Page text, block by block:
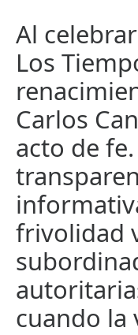
Al
Los
Carlos
acto de
frivolidad
cuando la